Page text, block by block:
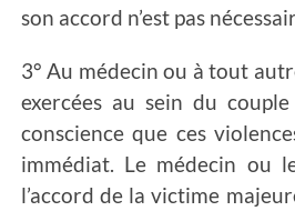
son accord n’est pas
3° Au médecin ou à tout
exercées au sein du
conscience que ces
immédiat. Le médecin ou
l’accord de la victime